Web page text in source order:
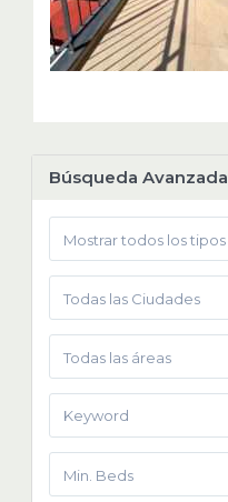
Búsqueda Avanzada
Mostrar todos los tipos
Todas las Ciudades
Todas las áreas
Min. Beds